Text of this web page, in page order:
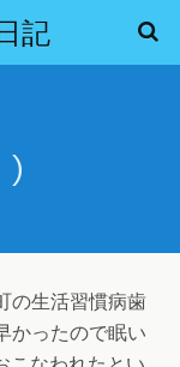
記
の生活習慣病歯
かったので眠い